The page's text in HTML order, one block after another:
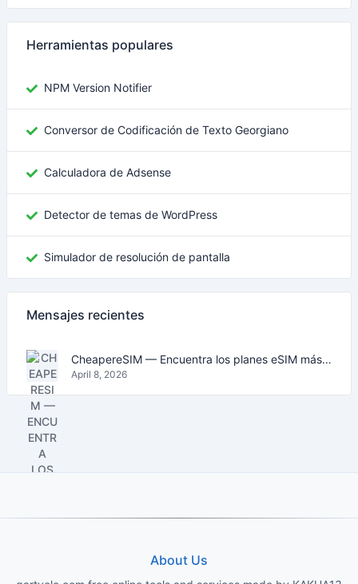
Herramientas populares
NPM Version Notifier
Conversor de Codificación de Texto Georgiano
Calculadora de Adsense
Detector de temas de WordPress
Simulador de resolución de pantalla
Mensajes recientes
CheapereSIM — Encuentra los planes eSIM más baratos para viajar en 2026
April 8, 2026
About Us